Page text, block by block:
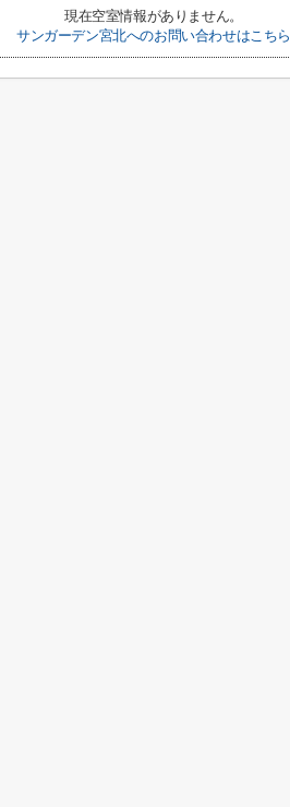
現在空室情報がありません。
サンガーデン宮北へのお問い合わせはこちら